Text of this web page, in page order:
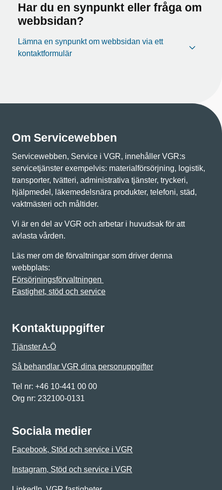
Har du en synpunkt eller fråga om
webbsidan?
Lämna en synpunkt om webbsidan via ett
kontaktformulär
Om Servicewebben
Servicewebben, Service i VGR, innehåller VGR:s
servicetjänster exempelvis: materialförsörjning, logistik,
transporter, tvätteri, administrativa tjänster, tryckeri,
hjälpmedel, läkemedelsnära produkter, telefoni, städ,
vaktmästeri och måltider.
Vi är en del av VGR och arbetar i huvudsak för att
avlasta vården.
Läs mer om de förvaltningar som driver denna
webbplats:
Försörjningsförvaltningen
Fastighet, stöd och service
Kontaktuppgifter
Tjänster A-Ö
Så behandlar VGR dina personuppgifter
Tel nr: +46 10-441 00 00
Org nr: 232100-0131
Sociala medier
Facebook, Stöd och service i VGR
Instagram, Stöd och service i VGR